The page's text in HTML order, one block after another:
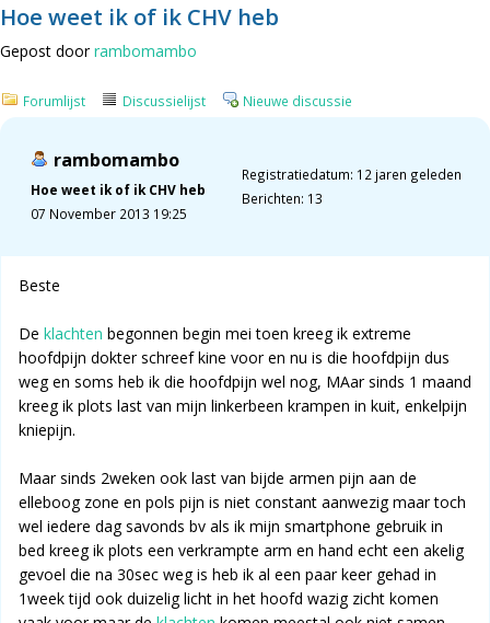
Hoe weet ik of ik CHV heb
Gepost doorrambomambo
Forumlijst Discussielijst Nieuwe discussie
rambomambo
Hoe weet ik of ik CHV heb
07 November 2013 19:25
Registratiedatum: 12 jaren geleden
Berichten: 13
Beste
De klachten begonnen begin mei toen kreeg ik extreme
hoofdpijn dokter schreef kine voor en nu is die hoofdpijn dus
weg en soms heb ik die hoofdpijn wel nog, MAar sinds 1 maand
kreeg ik plots last van mijn linkerbeen krampen in kuit, enkelpijn
kniepijn.
Maar sinds 2weken ook last van bijde armen pijn aan de
elleboog zone en pols pijn is niet constant aanwezig maar toch
wel iedere dag savonds bv als ik mijn smartphone gebruik in
bed kreeg ik plots een verkrampte arm en hand echt een akelig
gevoel die na 30sec weg is heb ik al een paar keer gehad in
1week tijd ook duizelig licht in het hoofd wazig zicht komen